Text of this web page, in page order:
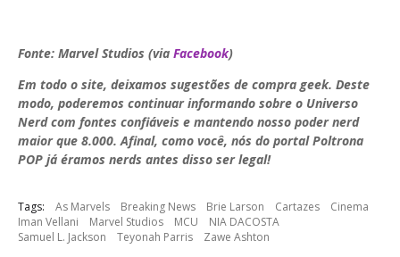
Fonte: Marvel Studios (via Facebook)
Em todo o site, deixamos sugestões de compra geek. Deste
modo, poderemos continuar informando sobre o Universo
Nerd com fontes confiáveis e mantendo nosso poder nerd
maior que 8.000. Afinal, como você, nós do portal Poltrona
POP já éramos nerds antes disso ser legal!
Tags: As Marvels Breaking News Brie Larson Cartazes
Cinema
Iman Vellani
Marvel Studios MCU
NIA DACOSTA
Samuel L. Jackson
Teyonah Parris Zawe Ashton